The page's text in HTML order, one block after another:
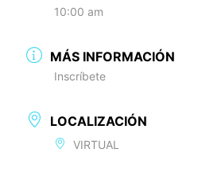
10:00 am
MÁS INFORMACIÓN
Inscríbete
LOCALIZACIÓN
VIRTUAL